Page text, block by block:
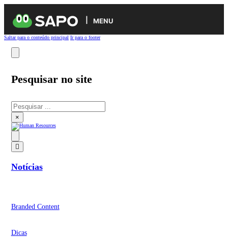
MENU
Saltar para o conteúdo principal Ir para o footer
Pesquisar no site
Pesquisar
×
Notícias
Branded Content
Dicas